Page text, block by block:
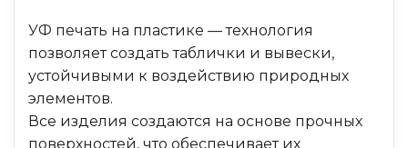
УФ печать на пластике — технология
позволяет создать таблички и вывески,
устойчивыми к воздействию природных
элементов.
Все изделия создаются на основе прочных
поверхностей, что обеспечивает их